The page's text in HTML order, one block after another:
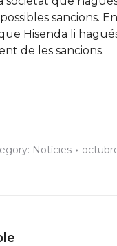
sancions.
Hisenda li
de les sancions.
Notícies